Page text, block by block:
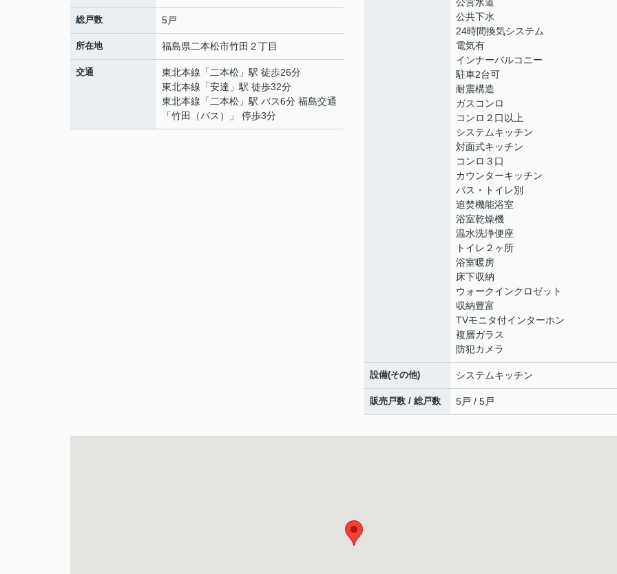
総戸数 5戸
所在地 福島県二本松市竹田 ２丁目
交通 東北本線 「 二本松 」駅 徒歩26分
東北本線 「安達 」駅 徒歩32分
東北本線 「 二本松 」駅 バス6分 福島交通
「竹田（バス）」 停歩3分
公共下水
24時間換気システム
電気有
インナーバルコニー
駐車2台可
耐震構造
ガスコンロ
コンロ２口以上
システムキッチン
対面式キッチン
コンロ３口
カウンターキッチン
バス・トイレ別
追焚機能浴室
浴室乾燥機
温水洗浄便座
トイレ２ヶ所
浴室暖房
床下収納
ウォークインクロゼット
収納豊富
TVモニタ付インターホン
複層ガラス
防犯カメラ
設備(その他) システムキッチン
販売戸数 / 総戸数 5戸 / 5戸